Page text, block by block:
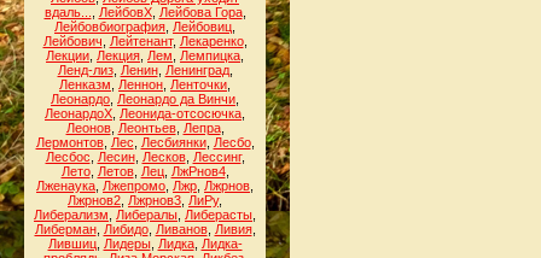
вдаль...
ЛейбовХ, Лейбова Гора,
Лейбовбиография Лейбовиц
Лейбович
Лейтенант, Лекаренко,
Лекции Лекция Лем Лемпицка
Ленд-лиз, Ленин, Ленинград,
Ленказм
Леннон Ленточки
Леонардо Леонардо да Винчи
ЛеонардоХ Леонида-отсосючка
Леонов, Леонтьев, Лепра,
Лермонтов, Лес Лесбиянки, Лесбо,
Лесбос
Лесин, Лесков, Лессинг,
Лето, Летов, Лец, ЛжРнов4,
Лженаука Лжепромо Лжр Лжрнов
Лжрнов2 Лжрнов3 ЛиРу,
Либерализм
Либералы Либерасты
Либерман, Либидо, Ливанов, Ливия,
Лившиц, Лидеры, Лидка, Лидка-